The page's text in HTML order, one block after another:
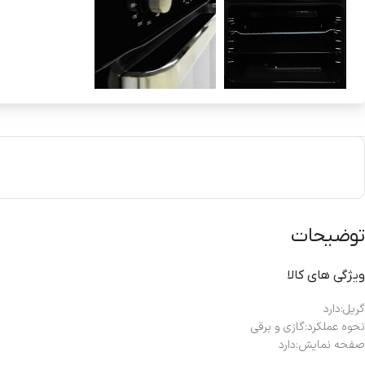
توضیحات
ویژگی های کالا
گریل:دارد
نحوه عملکرد:گازی و برقی
صفحه نمایش:دارد